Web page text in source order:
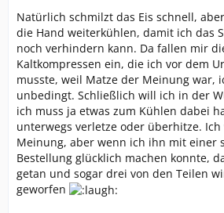
Natürlich schmilzt das Eis schnell,
die Hand weiterkühlen, damit ich das
noch verhindern kann. Da fallen mir
Kaltkompressen ein, die ich vor dem
musste, weil Matze der Meinung war,
unbedingt. Schließlich will ich in der
ich muss ja etwas zum Kühlen dabei
unterwegs verletze oder überhitze.
Meinung, aber wenn ich ihn mit einer
Bestellung glücklich machen konnte,
getan und sogar drei von den Teilen
geworfen